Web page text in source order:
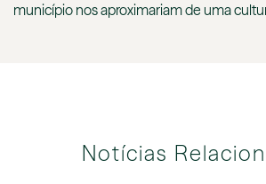
município nos aproximariam de uma
Notícias